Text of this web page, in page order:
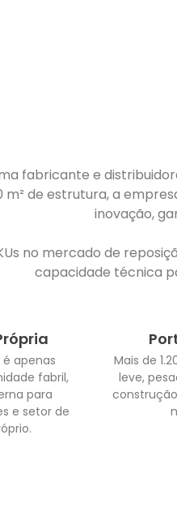
fabricante e
m² de estrutura, a
inovação,
no mercado de
capacidade técnica
é apenas
fabril,
para
e setor de
Mais de
leve,